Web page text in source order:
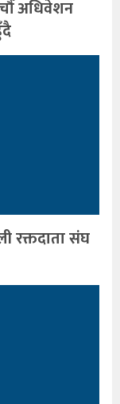
अधिवेशन
रक्तदाता संघ